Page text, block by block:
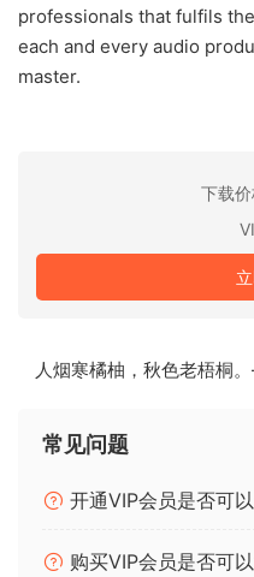
professionals that fulfils
each and every audio
master.
下载价
人烟寒橘柚，秋色老梧桐
常见问题
开通VIP会员是否可
购买VIP会员是否可